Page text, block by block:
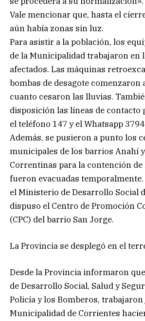
Vale mencionar que, hasta el
aún había zonas sin luz.
Para asistir a la población, los
de la Municipalidad trabajaron en
afectados. Las máquinas
bombas de desagote comenzaron
cuanto cesaron las lluvias.
disposición las líneas de contacto
el teléfono 147 y el Whatsapp
Además, se pusieron a punto los
municipales de los barrios Anahí
Correntinas para la contención
fueron evacuadas
el Ministerio de Desarrollo Social
dispuso el Centro de Promoción
(CPC) del barrio San Jorge.
La Provincia se desplegó en el
Desde la Provincia informaron
de Desarrollo Social, Salud y
Policía y los Bomberos,
Municipalidad de Corrientes